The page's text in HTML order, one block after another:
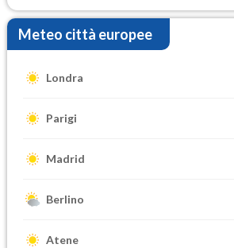
Meteo città europee
Londra
Parigi
Madrid
Berlino
Atene